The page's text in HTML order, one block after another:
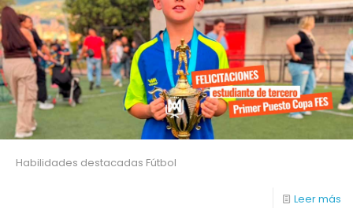
Habilidades destacadas Fútbol
Leer más